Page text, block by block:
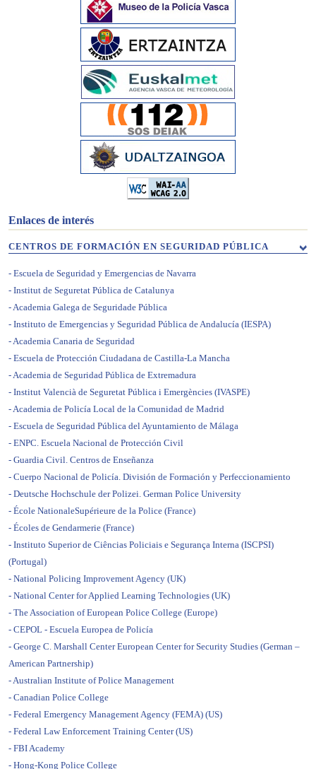
Enlaces de interés
CENTROS DE FORMACIÓN EN SEGURIDAD PÚBLICA
Escuela de Seguridad y Emergencias de Navarra
Institut de Seguretat Pública de Catalunya
Academia Galega de Seguridade Pública
Instituto de Emergencias y Seguridad Pública de Andalucía (IESPA)
Academia Canaria de Seguridad
Escuela de Protección Ciudadana de Castilla-La Mancha
Academia de Seguridad Pública de Extremadura
Institut Valencià de Seguretat Pública i Emergències (IVASPE)
Academia de Policía Local de la Comunidad de Madrid
Escuela de Seguridad Pública del Ayuntamiento de Málaga
ENPC. Escuela Nacional de Protección Civil
Guardia Civil. Centros de Enseñanza
Cuerpo Nacional de Policía. División de Formación y Perfeccionamiento
Deutsche Hochschule der Polizei. German Police University
École NationaleSupérieure de la Police (France)
Écoles de Gendarmerie (France)
Instituto Superior de Ciências Policiais e Segurança Interna (ISCPSI)
(Portugal)
National Policing Improvement Agency (UK)
National Center for Applied Learning Technologies (UK)
The Association of European Police College (Europe)
CEPOL - Escuela Europea de Policía
George C. Marshall Center European Center for Security Studies (German –
American Partnership)
Australian Institute of Police Management
Canadian Police College
Federal Emergency Management Agency (FEMA) (US)
Federal Law Enforcement Training Center (US)
FBI Academy
Hong-Kong Police College